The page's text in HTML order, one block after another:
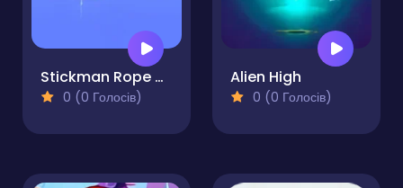
Stickman Rope Heroes
0 (0 Голосів)
Alien High
0 (0 Голосів)